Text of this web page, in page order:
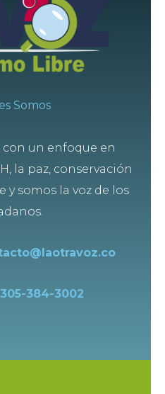
Somos
un enfoque en
la paz, conservación
somos la voz de los
305-384-3002